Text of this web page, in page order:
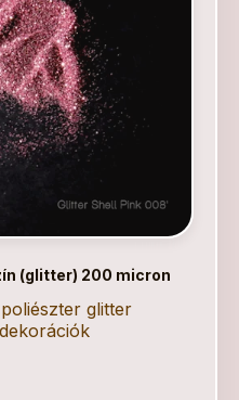
(glitter) 200 micron
glitter